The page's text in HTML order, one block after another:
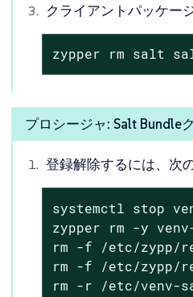
クライアントパッケー
zypper rm salt
プロシージャ: Salt Bundle
登録解除するには、次
systemctl stop
zypper rm -y
rm -f /etc/zypp/
rm -f /etc/zypp/
rm -r /etc/venv-